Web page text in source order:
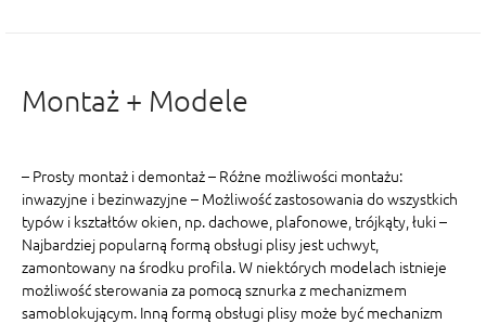
Montaż + Modele
– Prosty montaż i demontaż – Różne możliwości montażu:
inwazyjne i bezinwazyjne – Możliwość zastosowania do wszystkich
typów i kształtów okien, np. dachowe, plafonowe, trójkąty, łuki –
Najbardziej popularną formą obsługi plisy jest uchwyt,
zamontowany na środku profila. W niektórych modelach istnieje
możliwość sterowania za pomocą sznurka z mechanizmem
samoblokującym. Inną formą obsługi plisy może być mechanizm